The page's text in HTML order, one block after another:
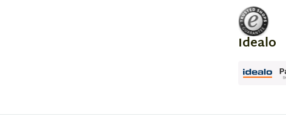
Idealo